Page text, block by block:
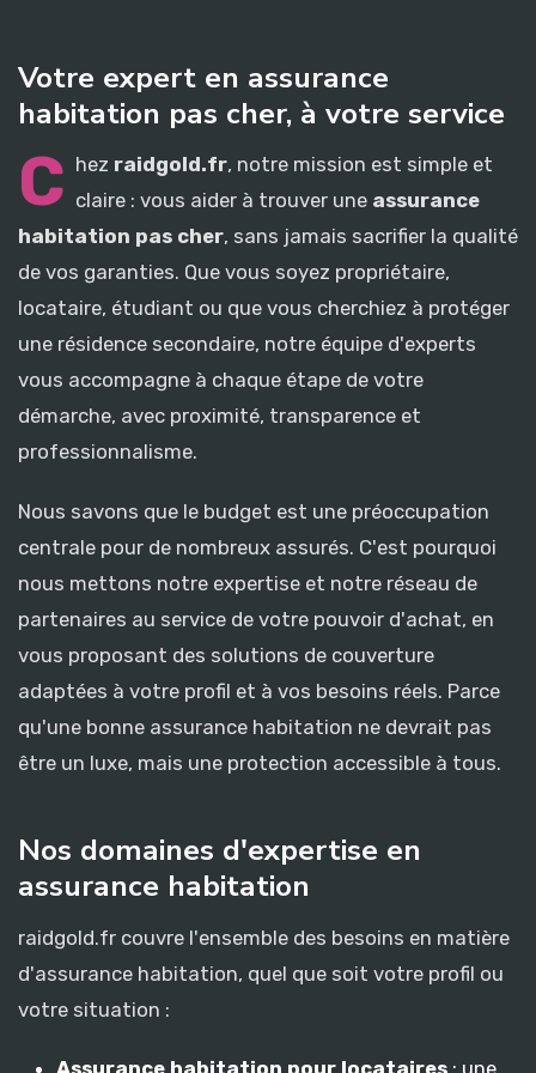
Votre expert en assurance
habitation pas cher, à votre service
C hez raidgold.fr, notre mission est simple et
claire : vous aider à trouver une assurance
habitation pas cher, sans jamais sacrifier la qualité
de vos garanties. Que vous soyez propriétaire,
locataire, étudiant ou que vous cherchiez à protéger
une résidence secondaire, notre équipe d'experts
vous accompagne à chaque étape de votre
démarche, avec proximité, transparence et
professionnalisme.
Nous savons que le budget est une préoccupation
centrale pour de nombreux assurés. C'est pourquoi
nous mettons notre expertise et notre réseau de
partenaires au service de votre pouvoir d'achat, en
vous proposant des solutions de couverture
adaptées à votre profil et à vos besoins réels. Parce
qu'une bonne assurance habitation ne devrait pas
être un luxe, mais une protection accessible à tous.
Nos domaines d'expertise en
assurance habitation
raidgold.fr couvre l'ensemble des besoins en matière
d'assurance habitation, quel que soit votre profil ou
votre situation :
Assurance habitation pour locataires : une